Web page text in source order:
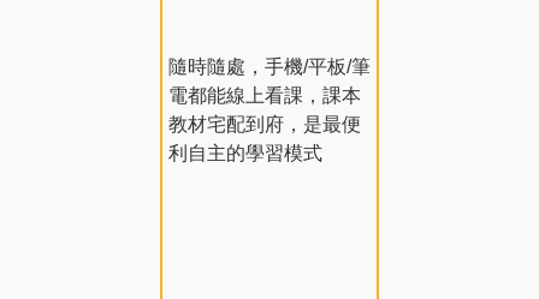
隨時隨處，手機/平板/筆
電都能線上看課，課本
教材宅配到府，是最便
利自主的學習模式